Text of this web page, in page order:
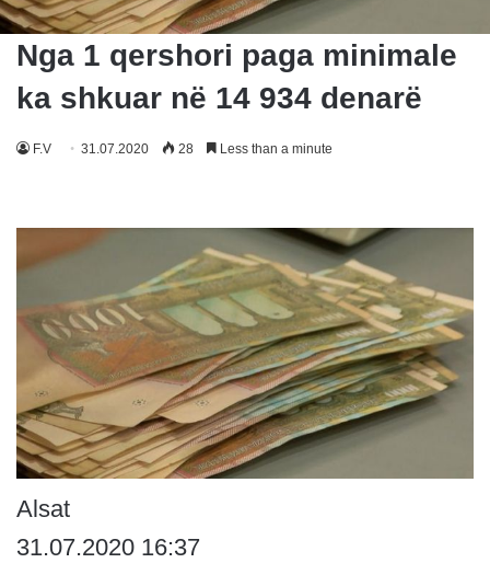
Nga 1 qershori paga minimale
ka shkuar në 14 934 denarë
F.V 31.07.2020 28 Less than a minute
Alsat
31.07.2020 16:37